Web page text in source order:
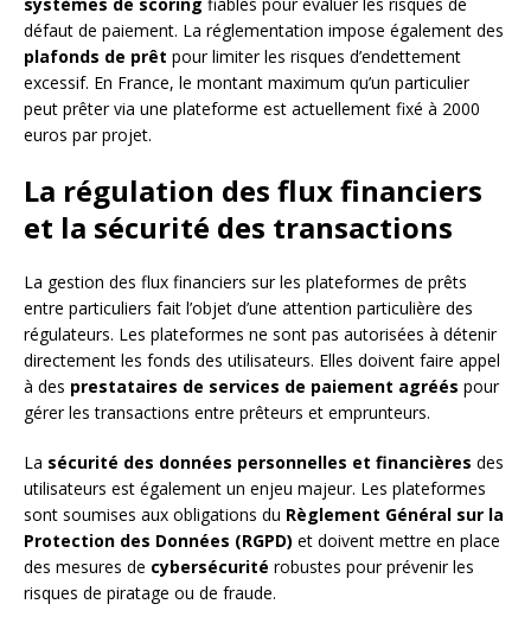
défaut de paiement. La réglementation impose également des
plafonds de prêt pour limiter les risques d’endettement
excessif. En France, le montant maximum qu’un particulier
peut prêter via une plateforme est actuellement fixé à 2000
euros par projet.
La régulation des flux financiers
et la sécurité des transactions
La gestion des flux financiers sur les plateformes de prêts
entre particuliers fait l’objet d’une attention particulière des
régulateurs. Les plateformes ne sont pas autorisées à détenir
directement les fonds des utilisateurs. Elles doivent faire appel
à des prestataires de services de paiement agréés pour
gérer les transactions entre prêteurs et emprunteurs.
La sécurité des données personnelles et financières des
utilisateurs est également un enjeu majeur. Les plateformes
sont soumises aux obligations du Règlement Général sur la
Protection des Données (RGPD) et doivent mettre en place
des mesures de cybersécurité robustes pour prévenir les
risques de piratage ou de fraude.